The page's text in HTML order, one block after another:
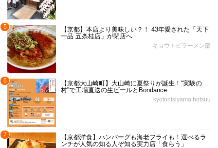
5
【京都】本店より美味しい？！ 43年愛された「天下
一品 五条桂店」が閉店へ
キョウトピラーメン部
6
【京都大山崎町】大山崎に夏祭りが誕生！“実験の
村”で工場直送の生ビールとBondance
kyotonisiyama hotsuu
7
【京都洋食】ハンバーグも海老フライも！選べるラ
ンチが人気の知る人ぞ知る実力店「食らう」